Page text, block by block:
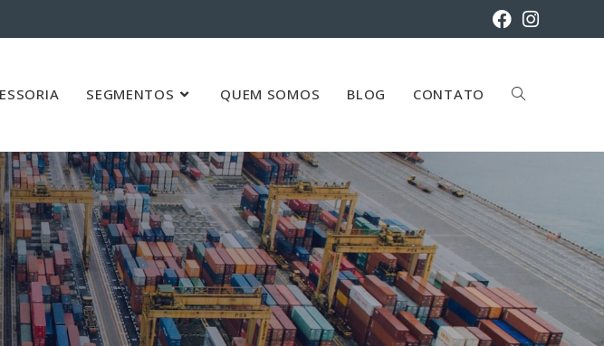
SEGMENTOS QUEM SOMOS BLOG CONTATO